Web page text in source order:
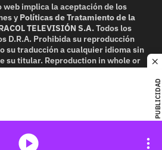
PUBLICIDAD
web implica la aceptación de los
y Políticas de Tratamiento de la
TELEVISIÓN S.A.Todos los
D.R.A. Prohibida su reproducción
su traducción a cualquier idioma sin
su titular. Reproduction in whole or
without written permission is